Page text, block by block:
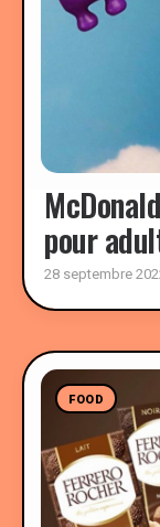
pour
28 septembre
FOOD